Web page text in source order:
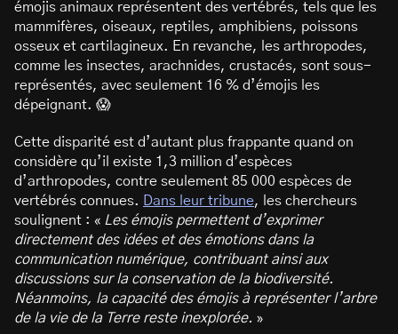
émojis animaux représentent des vertébrés, tels que les
mammifères, oiseaux, reptiles, amphibiens, poissons
osseux et cartilagineux. En revanche, les arthropodes,
comme les insectes, arachnides, crustacés, sont sous-
représentés, avec seulement 16 % d’émojis les
dépeignant. 😱
Cette disparité est d’autant plus frappante quand on
considère qu’il existe 1,3 million d’espèces
d’arthropodes, contre seulement 85 000 espèces de
vertébrés connues.
Dans leur tribune, les chercheurs
soulignent : « Les émojis permettent d’exprimer
directement des idées et des émotions dans la
communication numérique, contribuant ainsi aux
discussions sur la conservation de la biodiversité.
Néanmoins, la capacité des émojis à représenter l’arbre
de la vie de la Terre reste inexplorée. »